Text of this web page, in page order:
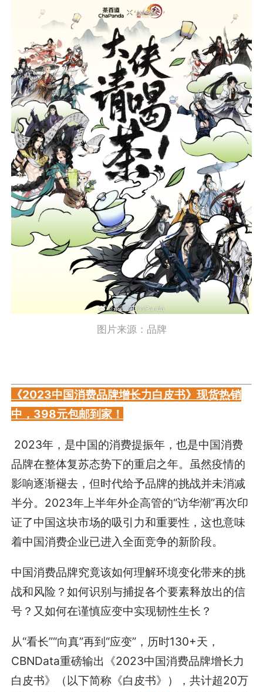
图片来源：品牌
《2023中国消费品牌增长力白皮书》现货热销
中，398元包邮到家！
2023年，是中国的消费提振年，也是中国消费
品牌在整体复苏态势下的重启之年。虽然疫情的
影响逐渐褪去，但时代给予品牌的挑战并未消减
半分。2023年上半年外企高管的“访华潮”再次印
证了中国这块市场的吸引力和重要性，这也意味
着中国消费企业已进入全面竞争的新阶段。
中国消费品牌究竟该如何理解环境变化带来的挑
战和风险？如何识别与捕捉各个要素释放出的信
号？又如何在谨慎应变中实现韧性生长？
从“看长”“向真”再到“应变”，历时130+天，
CBNData重磅输出《2023中国消费品牌增长力
白皮书》（以下简称《白皮书》），共计超20万